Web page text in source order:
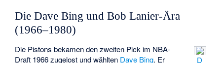
Die Dave Bing und Bob Lanier-Ära
(1966–1980)
D
Die Pistons bekamen den zweiten Pick im NBA-
Draft 1966 zugelost und wählten Dave Bing. Er